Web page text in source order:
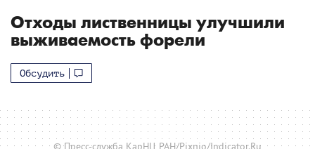
Отходы лиственницы улучшили
выживаемость форели
Обсудить
© Пресс-служба КарНЦ РАН/Pixnio/Indicator.Ru